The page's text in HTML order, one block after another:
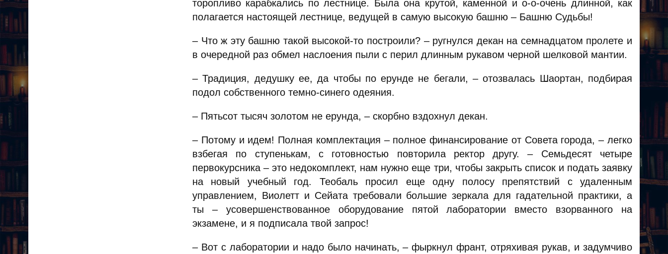
торопливо карабкались по лестнице. Была она крутой, каменной и о-о-очень длинной, как
полагается настоящей лестнице, ведущей в самую высокую башню – Башню Судьбы!
– Что ж эту башню такой высокой-то построили? – ругнулся декан на семнадцатом пролете и
в очередной раз обмел наслоения пыли с перил длинным рукавом черной шелковой мантии.
– Традиция, дедушку ее, да чтобы по ерунде не бегали, – отозвалась Шаортан, подбирая
подол собственного темно-синего одеяния.
– Пятьсот тысяч золотом не ерунда, – скорбно вздохнул декан.
– Потому и идем! Полная комплектация – полное финансирование от Совета города, – легко
взбегая по ступенькам, с готовностью повторила ректор другу. – Семьдесят четыре
первокурсника – это недокомплект, нам нужно еще три, чтобы закрыть список и подать заявку
на новый учебный год. Теобаль просил еще одну полосу препятствий с удаленным
управлением, Виолетт и Сейата требовали большие зеркала для гадательной практики, а
ты – усовершенствованное оборудование пятой лаборатории вместо взорванного на
экзамене, и я подписала твой запрос!
– Вот с лаборатории и надо было начинать, – фыркнул франт, отряхивая рукав, и задумчиво